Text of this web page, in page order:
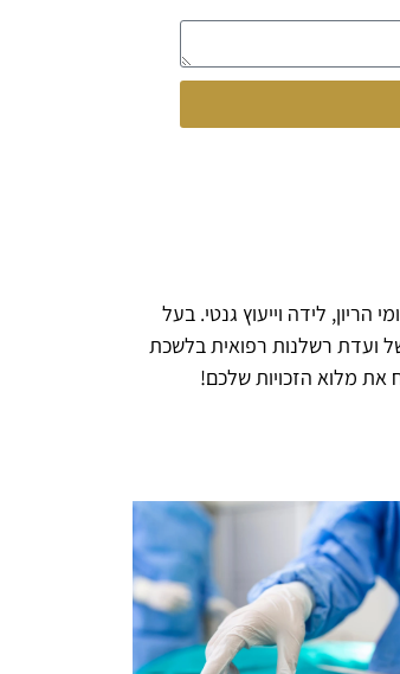
לידה וייעוץ גנטי. בעל
של ועדת רשלנות רפואית בלשכת
את מלוא הזכויות שלכם!